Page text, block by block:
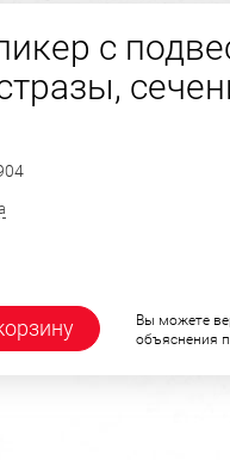
с
Вы можете
объяснения